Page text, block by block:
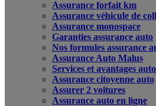
Assurance forfait km
Assurance véhicule de
Assurance monospace
Garanties assurance auto
Nos formules assurance
Assurance Auto Malus
Services et avantages
Assurance citoyenne auto
Assurer 2 voitures
Assurance auto en ligne